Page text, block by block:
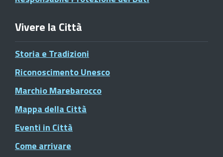
Vivere la Città
Storia e Tradizioni
Riconoscimento Unesco
Marchio Marebarocco
Mappa della Città
Eventi in Città
Come arrivare